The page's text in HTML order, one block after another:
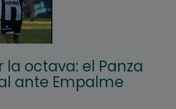
la octava: el Panza
ante Empalme